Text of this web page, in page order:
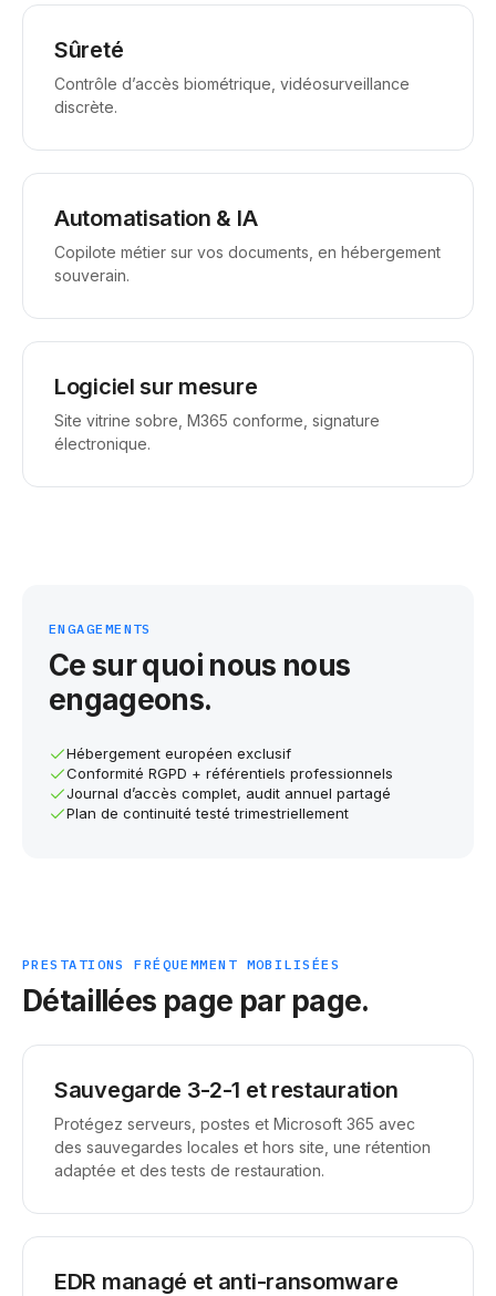
Sûreté
Contrôle d’accès biométrique, vidéosurveillance
discrète.
Automatisation & IA
Copilote métier sur vos documents, en hébergement
souverain.
Logiciel sur mesure
Site vitrine sobre, M365 conforme, signature
électronique.
ENGAGEMENTS
Ce sur quoi nous nous
engageons.
Hébergement européen exclusif
Conformité RGPD + référentiels professionnels
Journal d’accès complet, audit annuel partagé
Plan de continuité testé trimestriellement
PRESTATIONS FRÉQUEMMENT MOBILISÉES
Détaillées page par page.
Sauvegarde 3-2-1 et restauration
Protégez serveurs, postes et Microsoft 365 avec
des sauvegardes locales et hors site, une rétention
adaptée et des tests de restauration.
EDR managé et anti-ransomware